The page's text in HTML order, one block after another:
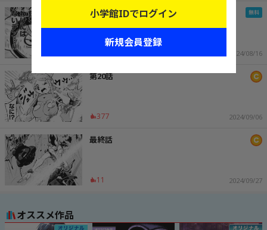
第19話
2024/08/16
第20話
377 2024/09/06
最終話
11 2024/09/27
小学館IDでログイン
新規会員登録
オススメ作品